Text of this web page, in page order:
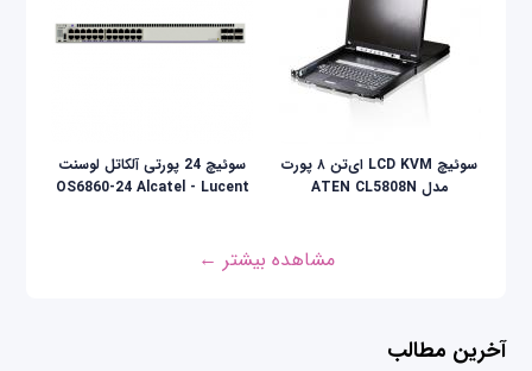
سوئيچ LCD KVM ای‌تن ۸ پورت
مدل ATEN CL5808N
سوئیچ 24 پورتی آلکاتل لوسنت
OS6860-24 Alcatel - Lucent
مشاهده بیشتر ←
آخرین مطالب